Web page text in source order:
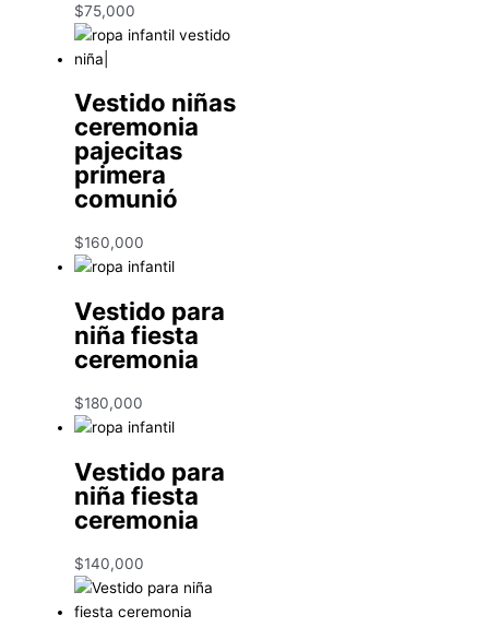
$75,000
Vestido niñas
ceremonia
pajecitas
primera
comunió
$160,000
Vestido para
niña fiesta
ceremonia
$180,000
Vestido para
niña fiesta
ceremonia
$140,000